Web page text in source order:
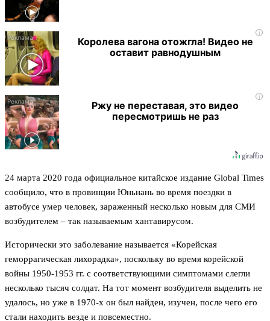
i
Королева вагона отожгла! Видео не
оставит равнодушным
i
Ржу не переставая, это видео
пересмотришь не раз
24 марта 2020 года официальное китайское издание Global Times
сообщило, что в провинции Юньнань во время поездки в
автобусе умер человек, зараженный несколько новым для СМИ
возбудителем – так называемым хантавирусом.
Исторически это заболевание называется «Корейская
геморрагическая лихорадка», поскольку во время корейской
войны 1950-1953 гг. с соответствующими симптомами слегли
несколько тысяч солдат. На тот момент возбудителя выделить не
удалось, но уже в 1970-х он был найден, изучен, после чего его
стали находить везде и повсеместно.